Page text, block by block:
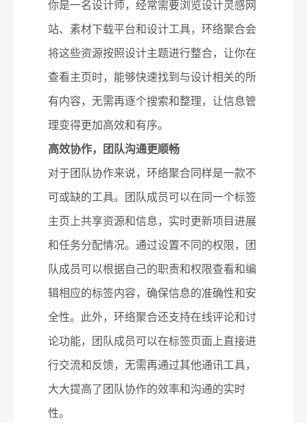
你是一名设计师，经常需要浏览设计灵感网
站、素材下载平台和设计工具，环络聚合会
将这些资源按照设计主题进行整合，让你在
查看主页时，能够快速找到与设计相关的所
有内容，无需再逐个搜索和整理，让信息管
理变得更加高效和有序。
高效协作，团队沟通更顺畅
对于团队协作来说，环络聚合同样是一款不
可或缺的工具。团队成员可以在同一个标签
主页上共享资源和信息，实时更新项目进展
和任务分配情况。通过设置不同的权限，团
队成员可以根据自己的职责和权限查看和编
辑相应的标签内容，确保信息的准确性和安
全性。此外，环络聚合还支持在线评论和讨
论功能，团队成员可以在标签页面上直接进
行交流和反馈，无需再通过其他通讯工具，
大大提高了团队协作的效率和沟通的实时
性。